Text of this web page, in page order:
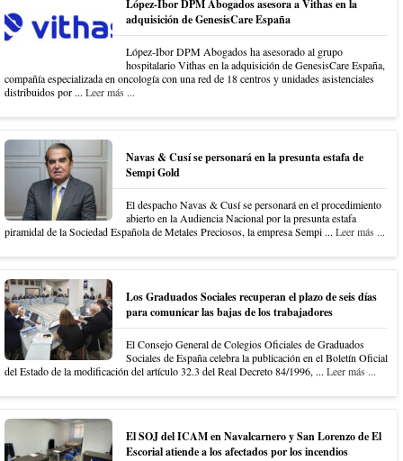
López-Ibor DPM Abogados asesora a Vithas en la
adquisición de GenesisCare España
López-Ibor DPM Abogados ha asesorado al grupo
hospitalario Vithas en la adquisición de GenesisCare España,
compañía especializada en oncología con una red de 18 centros y unidades asistenciales
distribuidos por ... Leer más ...
Navas & Cusí se personará en la presunta estafa de
Sempi Gold
El despacho Navas & Cusí se personará en el procedimiento
abierto en la Audiencia Nacional por la presunta estafa
piramidal de la Sociedad Española de Metales Preciosos, la empresa Sempi ... Leer más ...
Los Graduados Sociales recuperan el plazo de seis días
para comunicar las bajas de los trabajadores
El Consejo General de Colegios Oficiales de Graduados
Sociales de España celebra la publicación en el Boletín Oficial
del Estado de la modificación del artículo 32.3 del Real Decreto 84/1996, ... Leer más ...
El SOJ del ICAM en Navalcarnero y San Lorenzo de El
Escorial atiende a los afectados por los incendios